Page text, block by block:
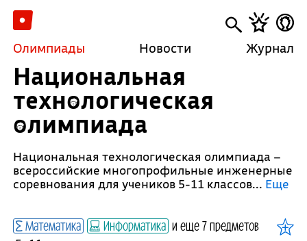
Олимпиады Новости Журнал
Национальная
технологическая
олимпиада
Национальная технологическая олимпиада –
всероссийские многопрофильные инженерные
соревнования для учеников 5-11 классов... Еще
Математика Информатика и еще 7 предметов